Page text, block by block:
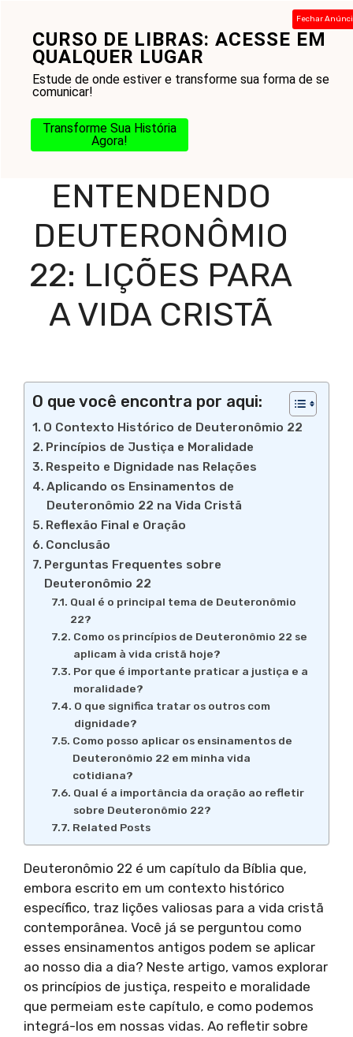
CURSO DE LIBRAS: ACESSE EM
QUALQUER LUGAR
Estude de onde estiver e transforme sua forma de se
comunicar!
Transforme Sua História
Agora!
Fechar
conteúdo
Menu
Home-Blog-Práticas Cristãs-Estudo Bíblico
Testamento-Entendendo Deuteronômio 22: Lições
para a Vida Cristã
ENTENDENDO
DEUTERONÔMIO
22: LIÇÕES PARA
A VIDA CRISTÃ
O que você encontra por aqui:
O Contexto Histórico de Deuteronômio 22
Princípios de Justiça e Moralidade
Respeito e Dignidade nas Relações
Aplicando os Ensinamentos de
Deuteronômio 22 na Vida Cristã
Reflexão Final e Oração
Conclusão
Perguntas Frequentes sobre
Deuteronômio 22
Qual é o principal tema de Deuteronômio
22?
Como os princípios de Deuteronômio 22 se
aplicam à vida cristã hoje?
Por que é importante praticar a justiça e a
moralidade?
O que significa tratar os outros com
dignidade?
Como posso aplicar os ensinamentos de
Deuteronômio 22 em minha vida
cotidiana?
Qual é a importância da oração ao refletir
sobre Deuteronômio 22?
Related Posts
Deuteronômio 22 é um capítulo da Bíblia que,
embora escrito em um contexto histórico
específico, traz lições valiosas para a vida cristã
contemporânea. Você já se perguntou como
esses ensinamentos antigos podem se aplicar
ao nosso dia a dia? Neste artigo, vamos explorar
os princípios de justiça, respeito e moralidade
que permeiam este capítulo, e como podemos
integrá-los em nossas vidas. Ao refletir sobre